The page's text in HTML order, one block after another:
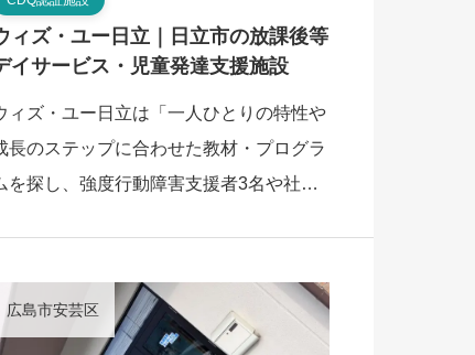
ィズ・ユー日立｜日立市の放課後等
イサービス・児童発達支援施設
ィズ・ユー日立は「一人ひとりの特性や
長のステップに合わせた教材・プログラ
を探し、強度行動障害支援者3名や社会
広島市安芸区